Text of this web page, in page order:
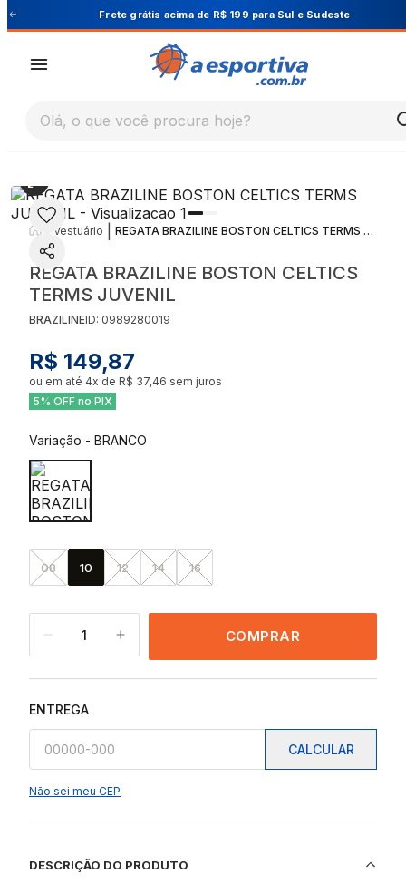
Cupom PRIMEIRA10 para 10% OFF na
Olá, o que você procura hoje?
Vestuário REGATA BRAZILINE BOSTON CELTICS TERMS JUVENIL
REGATA BRAZILINE BOSTON CELTICS
TERMS JUVENIL
BRAZILINEID: 0989280019
R$ 149,87
ou em até 4x de R$ 37,46 sem juros
5% OFF no PIX
Variação - BRANCO
08 10 12 14 16
1 COMPRAR
ENTREGA
CALCULAR
Não sei meu CEP
DESCRIÇÃO DO PRODUTO